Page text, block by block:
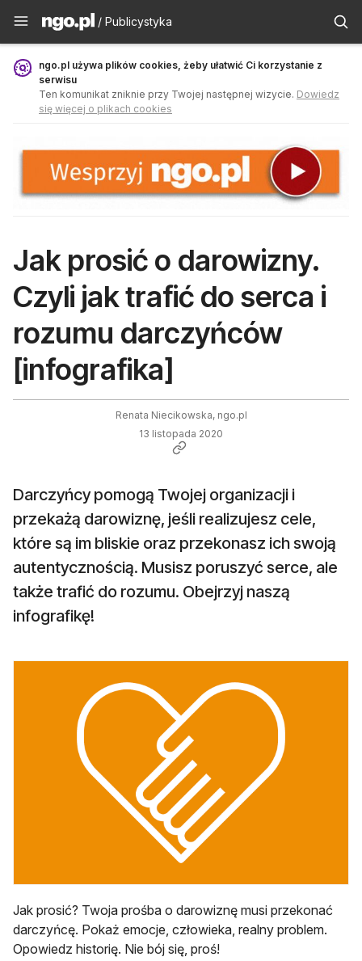
Publicystyka - ngo.pl
/ Publicystyka
ngo.pl używa plików cookies, żeby ułatwić Ci korzystanie z
serwisu
Ten komunikat zniknie przy Twojej następnej wizycie. Dowiedz
się więcej o plikach cookies
Jak prosić o darowizny.
Czyli jak trafić do serca i
rozumu darczyńców
[infografika]
Renata Niecikowska, ngo.pl
13 listopada 2020
Darczyńcy pomogą Twojej organizacji i
przekażą darowiznę, jeśli realizujesz cele,
które są im bliskie oraz przekonasz ich swoją
autentycznością. Musisz poruszyć serce, ale
także trafić do rozumu. Obejrzyj naszą
infografikę!
Jak prosić? Twoja prośba o darowiznę musi przekonać
darczyńcę. Pokaż emocje, człowieka, realny problem.
Opowiedz historię. Nie bój się, proś!